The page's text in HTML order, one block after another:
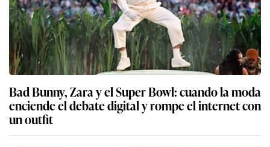
Bad Bunny, Zara y el Super Bowl: cuando la moda
enciende el debate digital y rompe el internet con
un outfit